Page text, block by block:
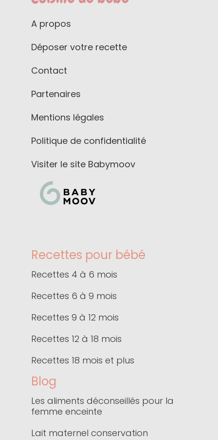
A propos
Déposer votre recette
Contact
Partenaires
Mentions légales
Politique de confidentialité
Visiter le site Babymoov
Recettes pour bébé
Recettes 4 à 6 mois
Recettes 6 à 9 mois
Recettes 9 à 12 mois
Recettes 12 à 18 mois
Recettes 18 mois et plus
Blog
Les aliments déconseillés pour la
femme enceinte
Lait maternel conservation